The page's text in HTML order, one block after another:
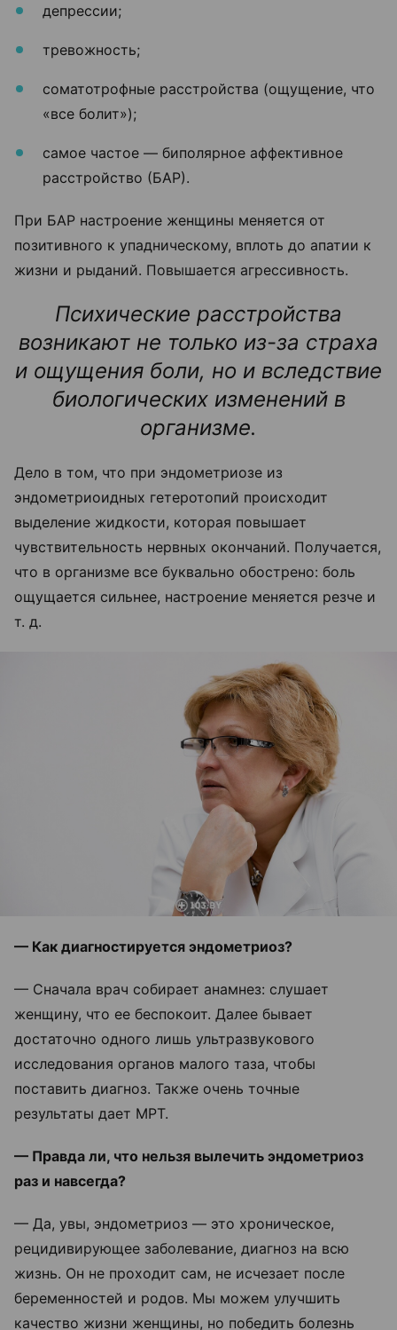
депрессии;
тревожность;
соматотрофные расстройства (ощущение, что
«все болит»);
самое частое — биполярное аффективное
расстройство (БАР).
При БАР настроение женщины меняется от
позитивного к упадническому, вплоть до апатии к
жизни и рыданий. Повышается агрессивность.
Психические расстройства
возникают не только из-за страха
и ощущения боли, но и вследствие
биологических изменений в
организме.
Дело в том, что при эндометриозе из
эндометриоидных гетеротопий происходит
выделение жидкости, которая повышает
чувствительность нервных окончаний. Получается,
что в организме все буквально обострено: боль
ощущается сильнее, настроение меняется резче и
т. д.
— Как диагностируется эндометриоз?
— Сначала врач собирает анамнез: слушает
женщину, что ее беспокоит. Далее бывает
достаточно одного лишь ультразвукового
исследования органов малого таза, чтобы
поставить диагноз. Также очень точные
результаты дает МРТ.
— Правда ли, что нельзя вылечить эндометриоз
раз и навсегда?
— Да, увы, эндометриоз — это хроническое,
рецидивирующее заболевание, диагноз на всю
жизнь. Он не проходит сам, не исчезает после
беременностей и родов. Мы можем улучшить
качество жизни женщины, но победить болезнь